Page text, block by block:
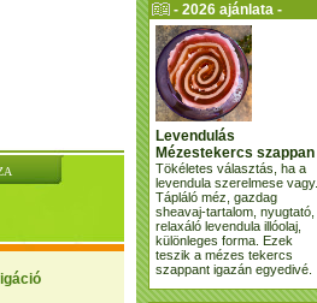
- 2026 ajánlata -
Levendulás
Mézestekercs szappan
Tökéletes választás, ha a
levendula szerelmese vagy.
Tápláló méz, gazdag
sheavaj-tartalom, nyugtató,
relaxáló levendula illóolaj,
különleges forma. Ezek
teszik a mézes tekercs
szappant igazán egyedivé.